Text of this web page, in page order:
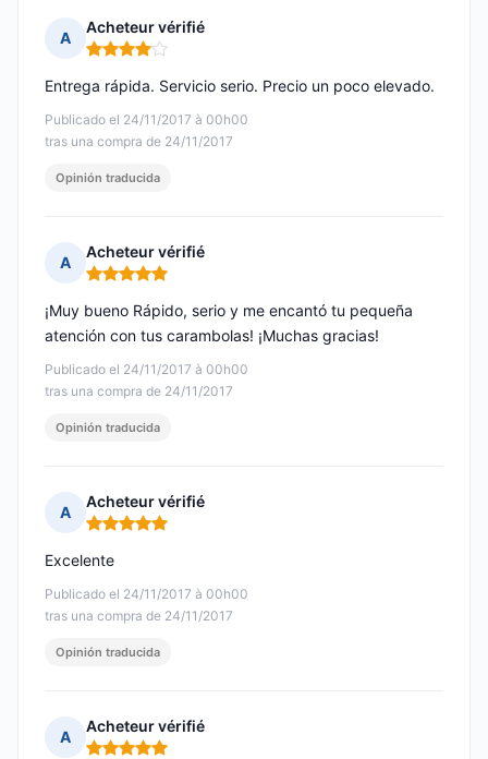
A
Acheteur vérifié
Nota: 4 de 5
Publicado el 24/11/2017 à 00h00
tras una compra de 24/11/2017
Entrega rápida. Servicio serio. Precio un poco elevado.
Opinión traducida
A
Acheteur vérifié
Nota: 5 de 5
Publicado el 24/11/2017 à 00h00
tras una compra de 24/11/2017
¡Muy bueno Rápido, serio y me encantó tu pequeña
atención con tus carambolas! ¡Muchas gracias!
Opinión traducida
A
Acheteur vérifié
Nota: 5 de 5
Publicado el 24/11/2017 à 00h00
tras una compra de 24/11/2017
Excelente
Opinión traducida
A
Acheteur vérifié